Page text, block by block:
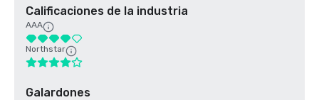
Calificaciones de la industria
AAA
Northstar
Galardones